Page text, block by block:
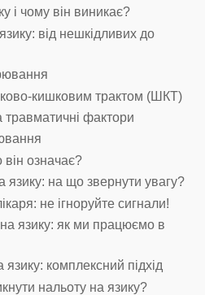
і чому він виникає?
від нешкідливих до
кишковим трактом (ШКТ)
травматичні фактори
він означає?
на що звернути увагу?
не ігноруйте сигнали!
на язику: як ми працюємо в
комплексний підхід
нальоту на язику?